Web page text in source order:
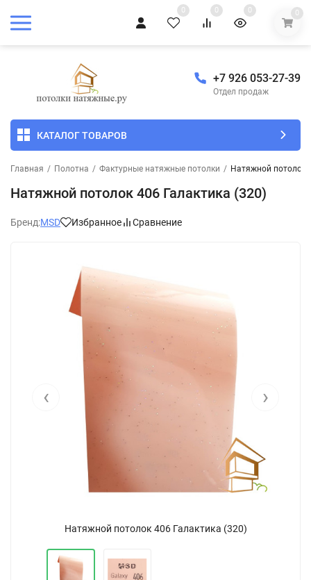
0 0 0 0
+7 926 053-27-39
Отдел продаж
КАТАЛОГ ТОВАРОВ
Главная / Полотна / Фактурные натяжные потолки / Натяжной потолок
Натяжной потолок 406 Галактика (320)
Бренд:MSD Избранное Сравнение
Натяжной потолок 406 Галактика (320)
‹ ›